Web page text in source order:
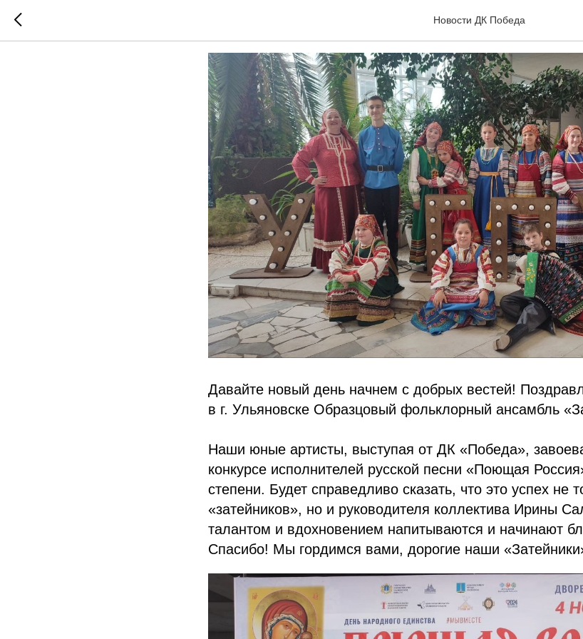
Новости ДК Победа
"Затейники" на фестивале
Давайте новый день начнем с добрых вестей!
в г. Ульяновске Образцовый фольклорный ансамбль
Наши юные артисты, выступая от ДК «Победа»,
конкурсе исполнителей русской песни «Поющая
степени. Будет справедливо сказать, что это успех не
«затейников», но и руководителя коллектива Ирины
талантом и вдохновением напитываются и начинают
Спасибо! Мы гордимся вами, дорогие наши